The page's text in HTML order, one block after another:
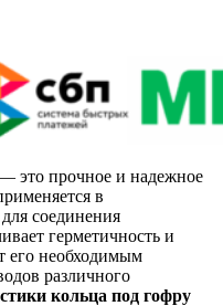
это прочное и надежное
в
соединения
герметичность и
его необходимым
различного
кольца под гофру